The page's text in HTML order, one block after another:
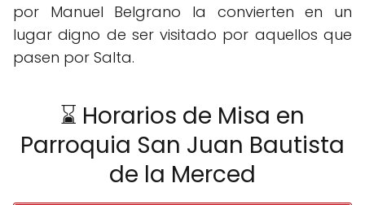
por Manuel Belgrano la convierten en un
lugar digno de ser visitado por aquellos que
pasen por Salta.
⌛ Horarios de Misa en
Parroquia San Juan Bautista
de la Merced